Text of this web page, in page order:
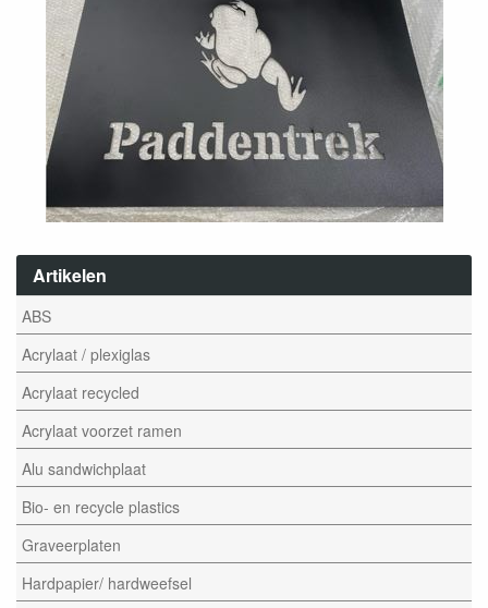
Artikelen
ABS
Acrylaat / plexiglas
Acrylaat recycled
Acrylaat voorzet ramen
Alu sandwichplaat
Bio- en recycle plastics
Graveerplaten
Hardpapier/ hardweefsel